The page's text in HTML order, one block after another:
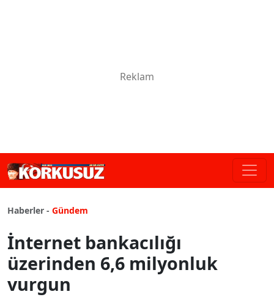
Haberler - Gündem
İnternet bankacılığı
üzerinden 6,6 milyonluk
vurgun